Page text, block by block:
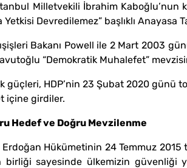
Milletvekili İbrahim Kaboğlu’nun
Yetkisi Devredilemez” başlıklı Anayasa
Bakanı Powell ile 2 Mart 2003
“Demokratik Muhalefet”
güçleri, HDP’nin 23 Şubat 2020 günü
içine girdiler.
Hedef ve Doğru Mevzilenme
Hükümetinin 24 Temmuz 2015
birliği sayesinde ülkemizin güvenliği